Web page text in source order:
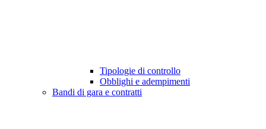
Tipologie di controllo
Obblighi e adempimenti
Bandi di gara e contratti